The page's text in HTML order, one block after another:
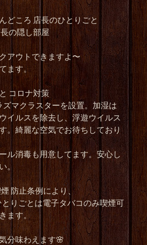
どころ 店長のひとりごと
の隠し部屋
アウトできますよ〜
ます。
コロナ対策
ズマクラスターを設置。加湿は
イルスを除去し、浮遊ウイルス
。綺麗な空気でお待ちしており
ル消毒も用意してます。安心し
。
防止条例により、
りごとは電子タバコのみ喫煙可
ます。
分味わえます🌸